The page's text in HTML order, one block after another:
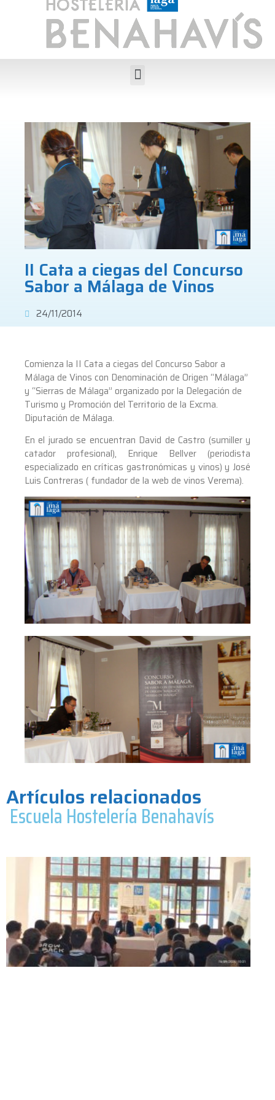
II Cata a ciegas del Concurso
Sabor a Málaga de Vinos
24/11/2014
Comienza la II Cata a ciegas del Concurso Sabor a
Málaga de Vinos con Denominación de Origen “Málaga”
y “Sierras de Málaga” organizado por la Delegación de
Turismo y Promoción del Territorio de la Excma.
Diputación de Málaga.
En el jurado se encuentran David de Castro (sumiller y
catador profesional), Enrique Bellver (periodista
especializado en críticas gastronómicas y vinos) y José
Luis Contreras ( fundador de la web de vinos Verema).
Artículos relacionados
Escuela Hostelería Benahavís